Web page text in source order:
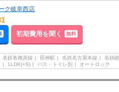
ク岐阜西店
初期費用を聞く 無料
名鉄各務原線 田神駅 名鉄名古屋本線 名鉄
1LDK(+S) バス・トイレ別 オートロック